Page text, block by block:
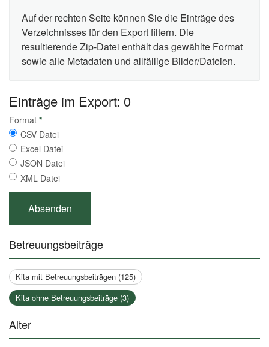
Auf der rechten Seite können Sie die Einträge des
Verzeichnisses für den Export filtern. Die
resultierende Zip-Datei enthält das gewählte Format
sowie alle Metadaten und allfällige Bilder/Dateien.
Einträge im Export: 0
Format *
CSV Datei
Excel Datei
JSON Datei
XML Datei
Betreuungsbeiträge
Kita mit Betreuungsbeiträgen (125)
Kita ohne Betreuungsbeiträge (3)
Alter